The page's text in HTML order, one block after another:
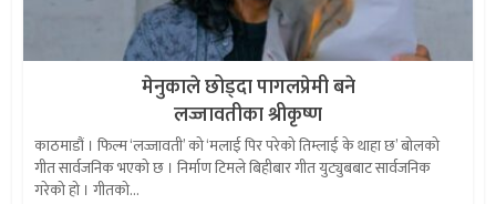
मेनुकाले छोड्दा पागलप्रेमी बने
लज्जावतीका श्रीकृष्ण
काठमाडौं । फिल्म ‘लज्जावती’ को ‘मलाई पिर परेको तिम्लाई के थाहा छ’ बोलको
गीत सार्वजनिक भएको छ । निर्माण टिमले बिहीबार गीत युट्युबबाट सार्वजनिक
गरेको हो । गीतको...